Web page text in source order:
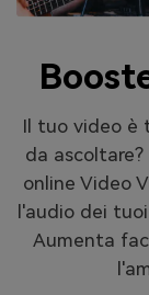
Il tuo video è
da
online Video
l'audio dei
Aumenta